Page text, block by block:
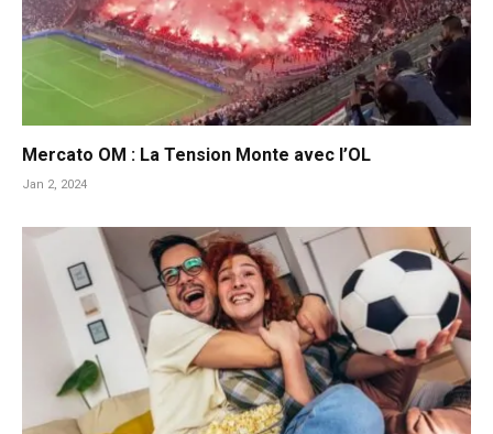
Mercato OM : La Tension Monte avec l’OL
Jan 2, 2024